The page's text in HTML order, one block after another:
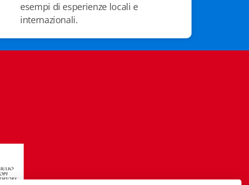
esempi di esperienze locali e
internazionali.